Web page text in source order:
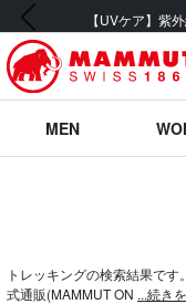
【UVケア】紫
前の画像
MEN
トレッキングの検索結果で
式通販(MAMMUT ON ...続き